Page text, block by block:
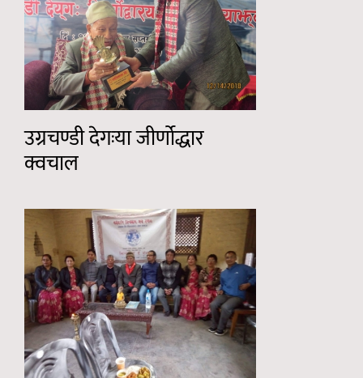
उग्रचण्डी देगःया जीर्णोद्धार
क्वचाल